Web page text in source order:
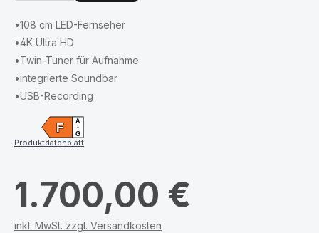
•108 cm LED-Fernseher
•4K Ultra HD
•Twin-Tuner für Aufnahme
•integrierte Soundbar
•USB-Recording
A
↑
G
F
Produktdatenblatt
1.700,00 €
inkl. MwSt. zzgl. Versandkosten